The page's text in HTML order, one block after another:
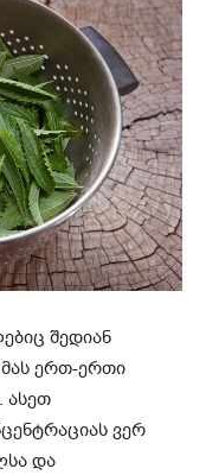
შედიან
მას ერთ-ერთი
ასეთ
ვერ
და